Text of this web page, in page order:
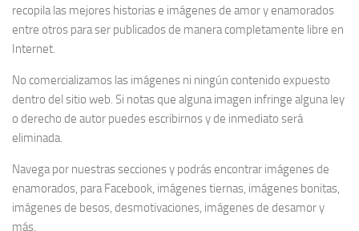
recopila las mejores historias e imágenes de amor y enamorados
entre otros para ser publicados de manera completamente libre en
Internet.
No comercializamos las imágenes ni ningún contenido expuesto
dentro del sitio web. Si notas que alguna imagen infringe alguna ley
o derecho de autor puedes escribirnos y de inmediato será
eliminada.
Navega por nuestras secciones y podrás encontrar imágenes de
enamorados, para Facebook, imágenes tiernas, imágenes bonitas,
imágenes de besos, desmotivaciones, imágenes de desamor y
más.